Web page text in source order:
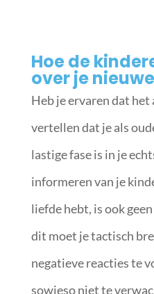
Hoe de
over je
Heb je ervaren dat het
vertellen dat je als
lastige fase is in je
informeren van je
liefde hebt, is ook
dit moet je tactisch
negatieve reacties te
sowieso niet te